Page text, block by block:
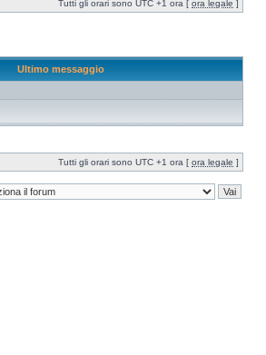
Tutti gli orari sono UTC +1 ora [ ora legale ]
Ultimo messaggio
Tutti gli orari sono UTC +1 ora [ ora legale ]